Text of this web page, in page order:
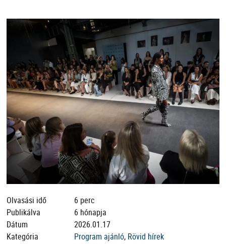
Olvasási idő
6 perc
Publikálva
6 hónapja
Dátum
2026.01.17
Kategória
Program ajánló, Rövid hírek